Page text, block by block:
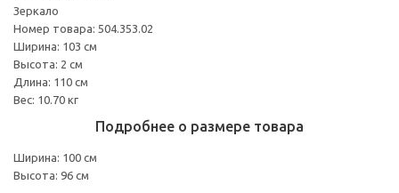
Зеркало
Номер товара: 504.353.02
Ширина: 103 см
Высота: 2 см
Длина: 110 см
Вес: 10.70 кг
Подробнее о размере товара
Ширина: 100 см
Высота: 96 см